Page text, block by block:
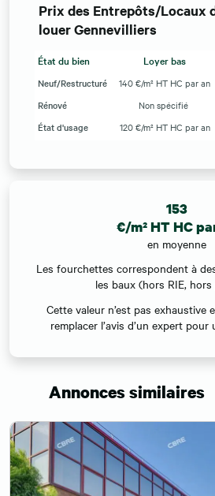
Prix des Entrepôts/Locaux
louer Gennevilliers
État du bien Loyer bas
Neuf/Restructuré 140 €/m² HT HC par an
Rénové
Non spécifié
État d'usage
120 €/m² HT HC par an
153
€/m² HT HC
en moyenne
Les fourchettes correspondent à
les baux (hors RIE,
Cette valeur n’est pas exhaustive
remplacer l’avis d’un expert
Annonces similaires